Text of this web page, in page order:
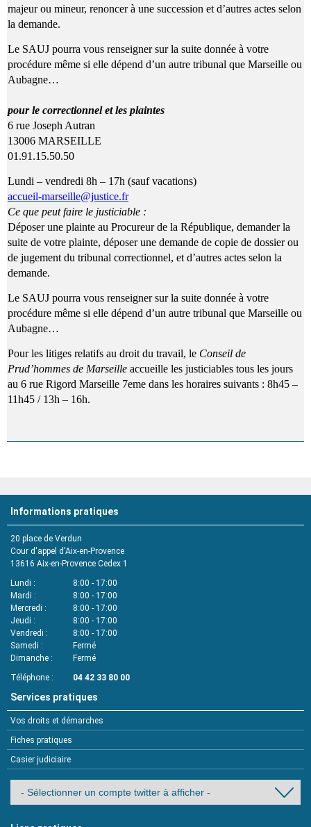
majeur ou mineur, renoncer à une succession et d’autres actes selon
la demande.
Le SAUJ pourra vous renseigner sur la suite donnée à votre
procédure même si elle dépend d’un autre tribunal que Marseille ou
Aubagne…
pour le correctionnel et les plaintes
6 rue Joseph Autran
13006 MARSEILLE
01.91.15.50.50
Lundi – vendredi 8h – 17h (sauf vacations)
accueil-marseille@justice.fr
Ce que peut faire le justiciable :
Déposer une plainte au Procureur de la République, demander la
suite de votre plainte, déposer une demande de copie de dossier ou
de jugement du tribunal correctionnel, et d’autres actes selon la
demande.
Le SAUJ pourra vous renseigner sur la suite donnée à votre
procédure même si elle dépend d’un autre tribunal que Marseille ou
Aubagne…
Pour les litiges relatifs au droit du travail, le Conseil de
Prud’hommes de Marseille accueille les justiciables tous les jours
au 6 rue Rigord Marseille 7eme dans les horaires suivants : 8h45 –
11h45 / 13h – 16h.
Informations pratiques
20 place de Verdun
Cour d'appel d'Aix-en-Provence
13616 Aix-en-Provence Cedex 1
Lundi
8:00 - 17:00
Mardi
8:00 - 17:00
Mercredi
8:00 - 17:00
Jeudi
8:00 - 17:00
Vendredi
8:00 - 17:00
Samedi
Fermé
Dimanche
Fermé
Téléphone
04 42 33 80 00
Services pratiques
Vos droits et démarches
Fiches pratiques
Casier judiciaire